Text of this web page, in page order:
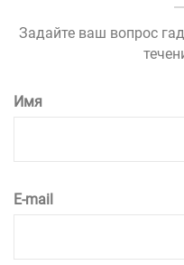
Задайте ваш вопрос
Имя
E-mail